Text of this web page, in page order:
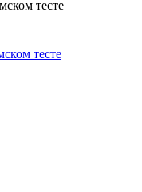
тесте
тесте